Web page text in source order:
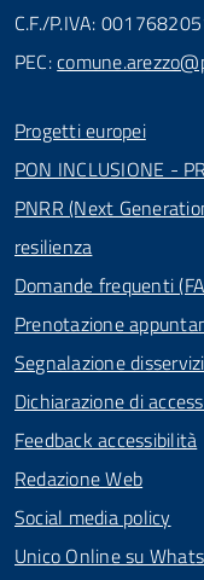
C.F./P.IVA:
PEC:
Progetti europei
PON INCLUSIONE -
PNRR (Next
resilienza
Domande frequenti
Prenotazione
Segnalazione
Dichiarazione di
Feedback accessibilità
Redazione Web
Social media policy
Unico Online su